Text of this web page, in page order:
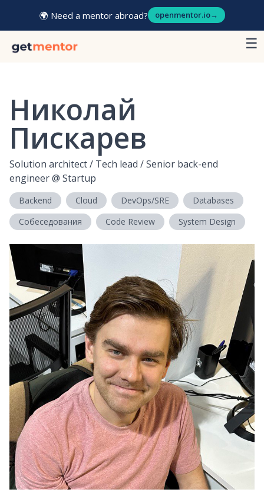
🌍 Need a mentor abroad? openmentor.io→
☰
Николай
Пискарев
Solution architect / Tech lead / Senior back-end
engineer@ Startup
Backend Cloud DevOps/SRE
Databases
Собеседования
Code Review System Design